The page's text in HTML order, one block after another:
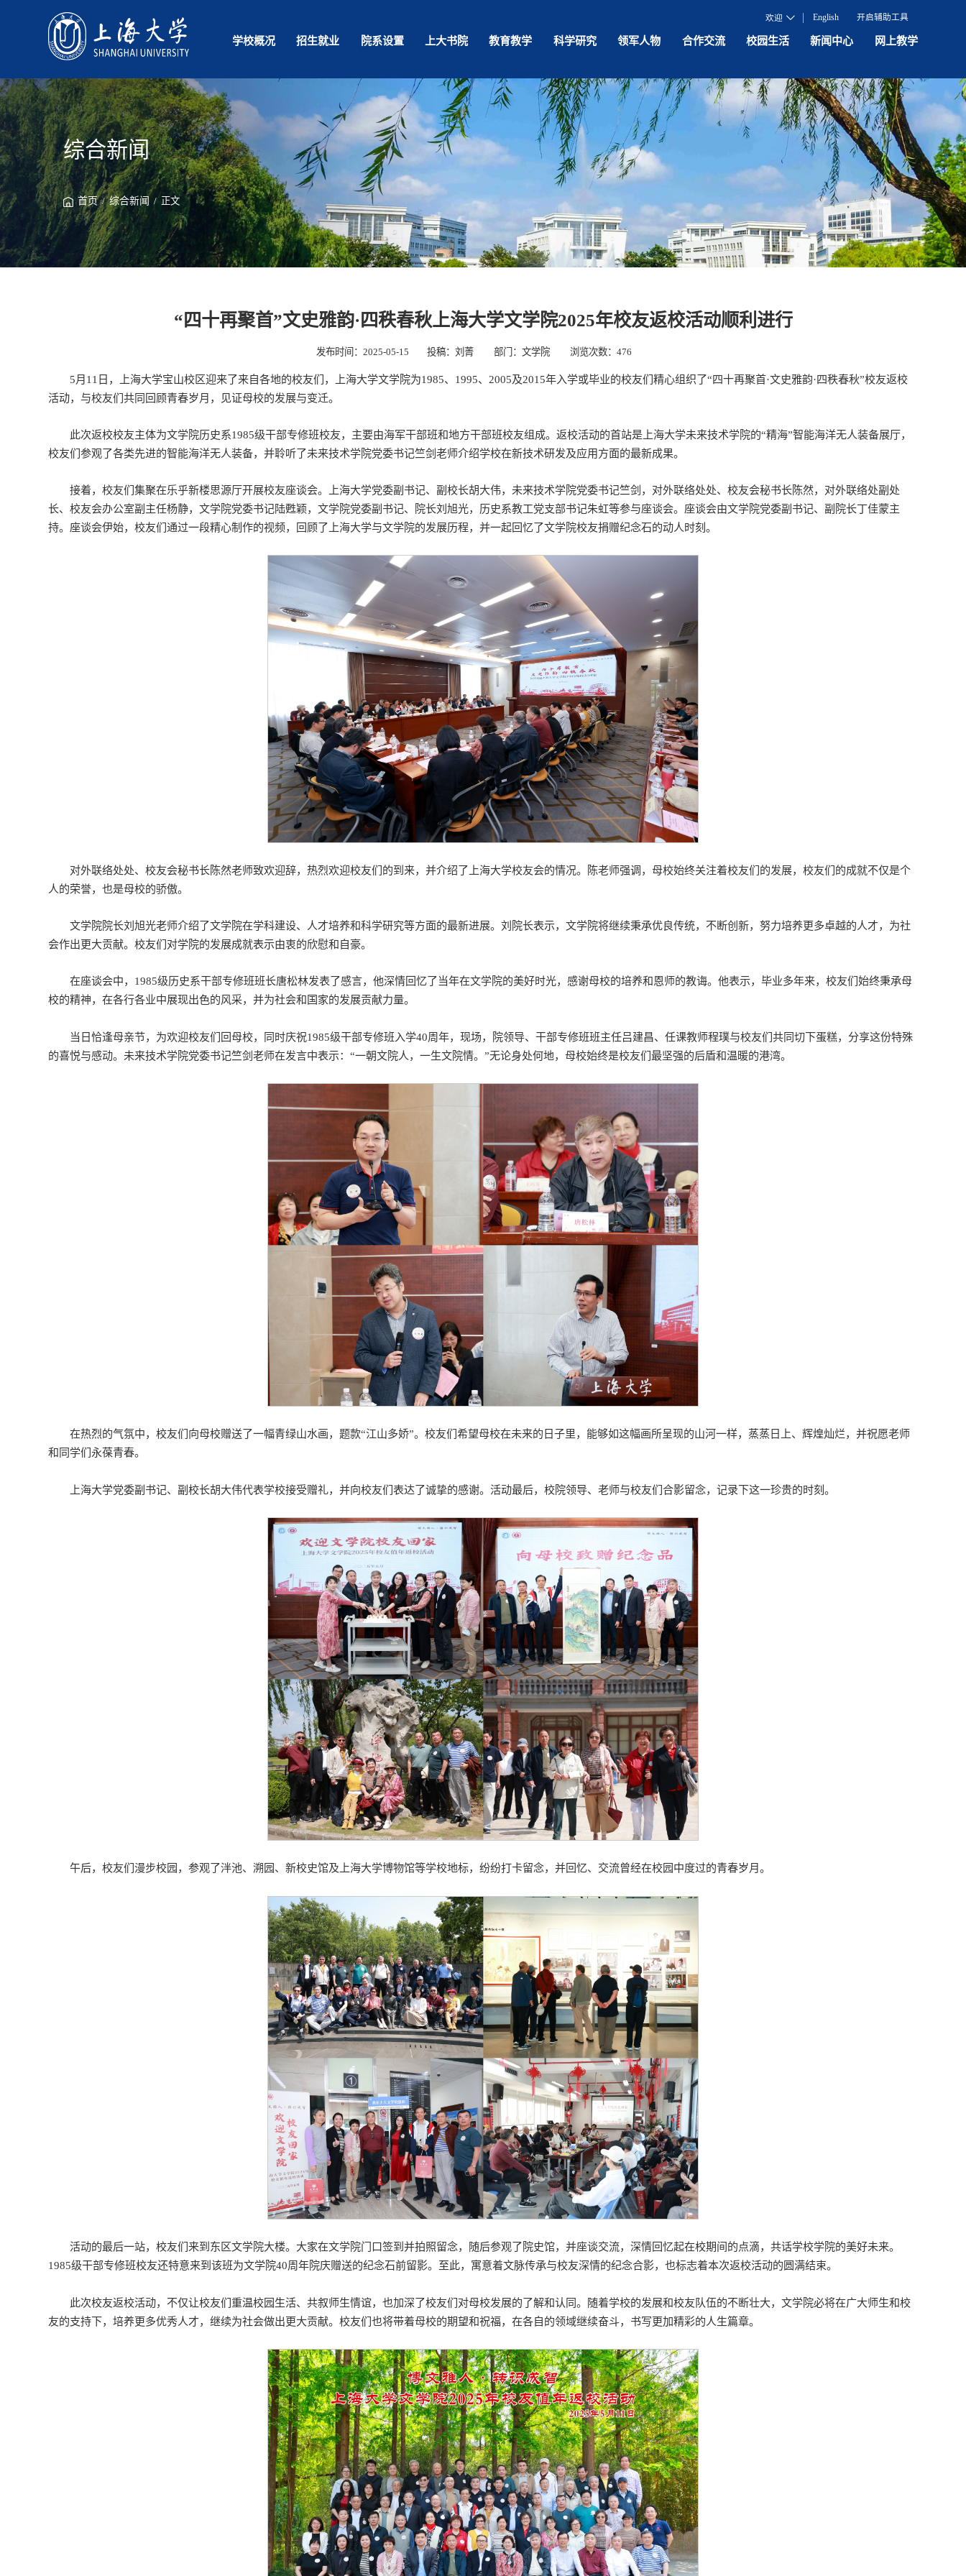
欢迎 English 开启辅助工具
学校概况 招生就业 院系设置 上大书院 教育教学 科学研究 领军人物 合作交流 校园生活 新闻中心 网上教学
综合新闻
首页/综合新闻 / 正文
“四十再聚首”文史雅韵·四秩春秋上海大学文学院2025年校友返校活动顺利进行
发布时间：2025-05-15 投稿：刘菁 部门：文学院 浏览次数：476
5月11日，上海大学宝山校区迎来了来自各地的校友们，上海大学文学院为1985、1995、2005及2015年入学或毕业的校友们精心组织了“四十再聚首·文史雅韵·四秩春秋”校友返校
活动，与校友们共同回顾青春岁月，见证母校的发展与变迁。
此次返校校友主体为文学院历史系1985级干部专修班校友，主要由海军干部班和地方干部班校友组成。返校活动的首站是上海大学未来技术学院的“精海”智能海洋无人装备展厅，
校友们参观了各类先进的智能海洋无人装备，并聆听了未来技术学院党委书记竺剑老师介绍学校在新技术研发及应用方面的最新成果。
接着，校友们集聚在乐乎新楼思源厅开展校友座谈会。上海大学党委副书记、副校长胡大伟，未来技术学院党委书记竺剑，对外联络处处、校友会秘书长陈然，对外联络处副处
长、校友会办公室副主任杨静，文学院党委书记陆甦颖，文学院党委副书记、院长刘旭光，历史系教工党支部书记朱虹等参与座谈会。座谈会由文学院党委副书记、副院长丁佳蒙主
持。座谈会伊始，校友们通过一段精心制作的视频，回顾了上海大学与文学院的发展历程，并一起回忆了文学院校友捐赠纪念石的动人时刻。
对外联络处处、校友会秘书长陈然老师致欢迎辞，热烈欢迎校友们的到来，并介绍了上海大学校友会的情况。陈老师强调，母校始终关注着校友们的发展，校友们的成就不仅是个
人的荣誉，也是母校的骄傲。
文学院院长刘旭光老师介绍了文学院在学科建设、人才培养和科学研究等方面的最新进展。刘院长表示，文学院将继续秉承优良传统，不断创新，努力培养更多卓越的人才，为社
会作出更大贡献。校友们对学院的发展成就表示由衷的欣慰和自豪。
在座谈会中，1985级历史系干部专修班班长唐松林发表了感言，他深情回忆了当年在文学院的美好时光，感谢母校的培养和恩师的教诲。他表示，毕业多年来，校友们始终秉承母
校的精神，在各行各业中展现出色的风采，并为社会和国家的发展贡献力量。
当日恰逢母亲节，为欢迎校友们回母校，同时庆祝1985级干部专修班入学40周年，现场，院领导、干部专修班班主任吕建昌、任课教师程璞与校友们共同切下蛋糕，分享这份特殊
的喜悦与感动。未来技术学院党委书记竺剑老师在发言中表示：“一朝文院人，一生文院情。”无论身处何地，母校始终是校友们最坚强的后盾和温暖的港湾。
在热烈的气氛中，校友们向母校赠送了一幅青绿山水画，题款“江山多娇”。校友们希望母校在未来的日子里，能够如这幅画所呈现的山河一样，蒸蒸日上、辉煌灿烂，并祝愿老师
和同学们永葆青春。
上海大学党委副书记、副校长胡大伟代表学校接受赠礼，并向校友们表达了诚挚的感谢。活动最后，校院领导、老师与校友们合影留念，记录下这一珍贵的时刻。
午后，校友们漫步校园，参观了泮池、溯园、新校史馆及上海大学博物馆等学校地标，纷纷打卡留念，并回忆、交流曾经在校园中度过的青春岁月。
活动的最后一站，校友们来到东区文学院大楼。大家在文学院门口签到并拍照留念，随后参观了院史馆，并座谈交流，深情回忆起在校期间的点滴，共话学校学院的美好未来。
1985级干部专修班校友还特意来到该班为文学院40周年院庆赠送的纪念石前留影。至此，寓意着文脉传承与校友深情的纪念合影，也标志着本次返校活动的圆满结束。
此次校友返校活动，不仅让校友们重温校园生活、共叙师生情谊，也加深了校友们对母校发展的了解和认同。随着学校的发展和校友队伍的不断壮大，文学院必将在广大师生和校
友的支持下，培养更多优秀人才，继续为社会做出更大贡献。校友们也将带着母校的期望和祝福，在各自的领域继续奋斗，书写更加精彩的人生篇章。